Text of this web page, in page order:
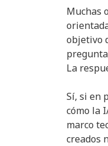
Muchas
objetivo
La
Sí, si en
cómo la
marco
creados